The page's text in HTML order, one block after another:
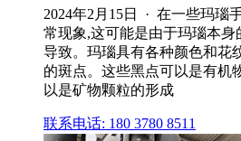
2024年2月15日 · 在一些玛瑙
常现象,这可能是由于玛瑙本
导致。玛瑙具有各种颜色和花
的斑点。这些黑点可以是有机
以是矿物颗粒的形成
联系电话: 180 3780 8511